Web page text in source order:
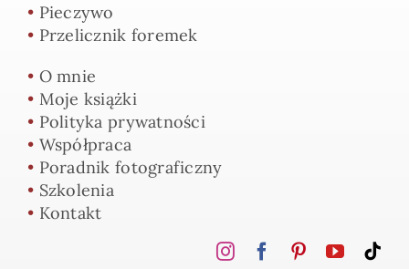
• Pieczywo
• Przelicznik foremek
• O mnie
• Moje książki
• Polityka prywatności
• Współpraca
• Poradnik fotograficzny
• Szkolenia
• Kontakt